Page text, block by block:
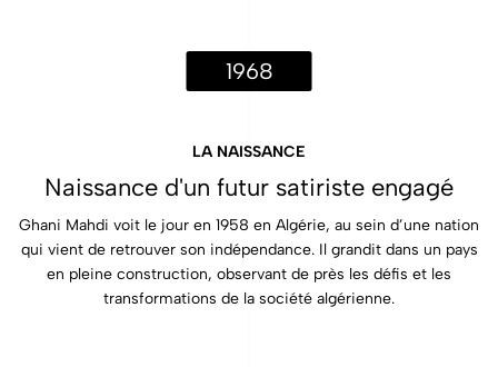
1968
LA NAISSANCE
Naissance d'un futur satiriste engagé
Ghani Mahdi voit le jour en 1958 en Algérie, au sein d’une nation
qui vient de retrouver son indépendance. Il grandit dans un pays
en pleine construction, observant de près les défis et les
transformations de la société algérienne.